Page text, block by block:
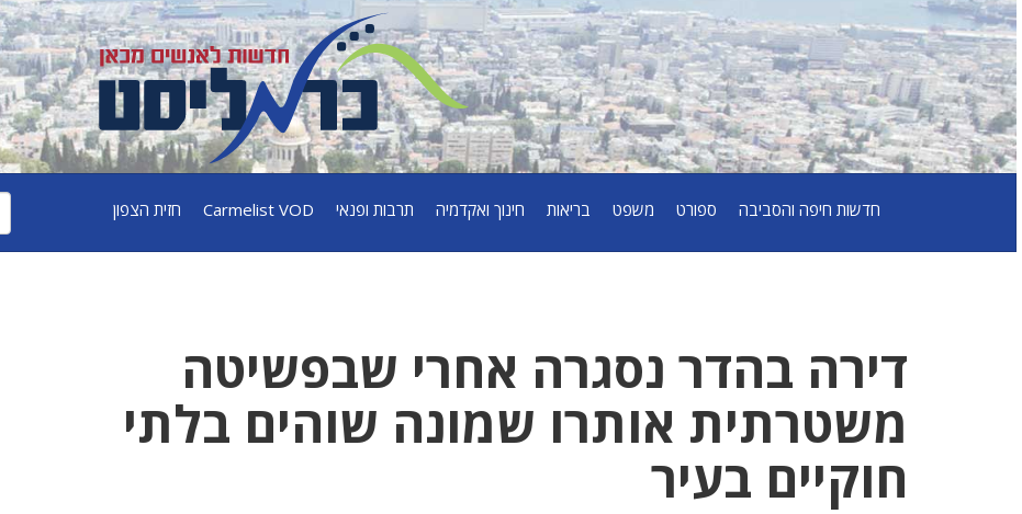
חדשות חיפה והסביבה ספורט משפט בריאות חינוך ואקדמיה תרבות ופנאי Carmelist VOD חזית הצפון
דירה בהדר נסגרה אחרי שבפשיטה
משטרתית אותרו שמונה שוהים בלתי
חוקיים בעיר